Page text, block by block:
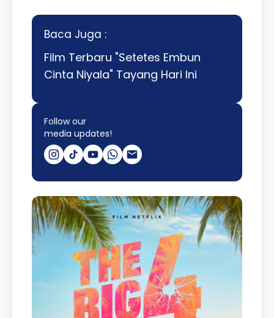
Baca Juga :
Film Terbaru "Setetes Embun
Cinta Niyala" Tayang Hari Ini
Follow our
media updates!